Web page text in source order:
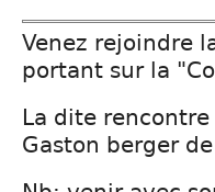
Venez rejoindre
portant sur la
La dite
Gaston berger